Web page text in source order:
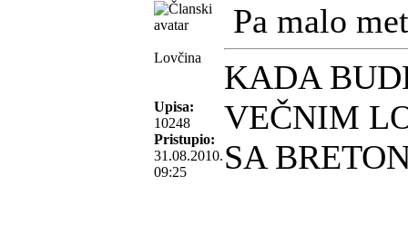
Lovčina
Upisa:
10248
Pristupio:
31.08.2010.
09:25
Pa malo
KADA
VEČNIM
SA